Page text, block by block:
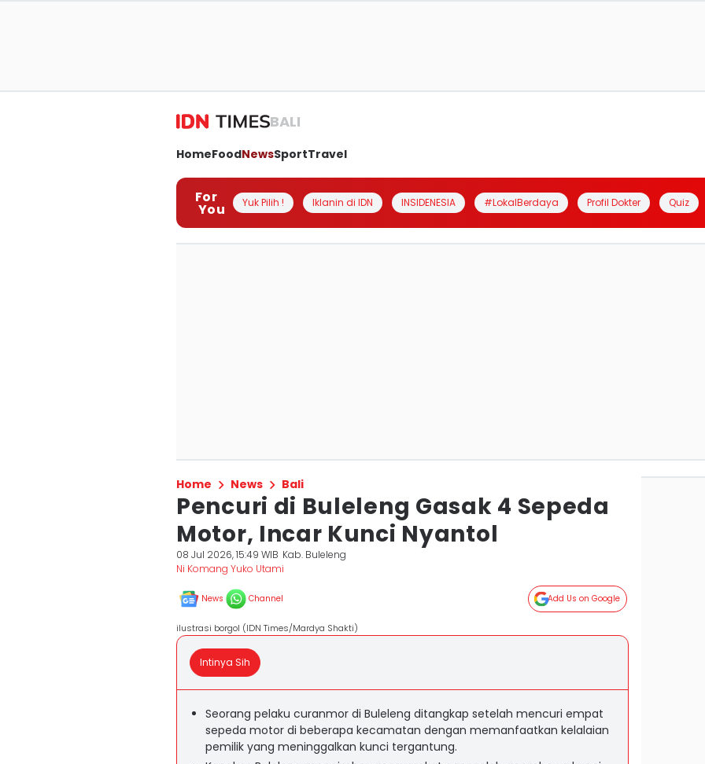
BALI
HomeFoodNewsSportTravel
For
You Yuk Pilih ! Iklanin di IDN INSIDENESIA #LokalBerdaya Profil Dokter Quiz
Home News Bali
Pencuri di Buleleng Gasak 4 Sepeda
Motor, Incar Kunci Nyantol
08 Jul 2026, 15:49 WIB Kab. Buleleng
Ni Komang Yuko Utami
News Channel Add Us on Google
ilustrasi borgol (IDN Times/Mardya Shakti)
Intinya Sih
Seorang pelaku curanmor di Buleleng ditangkap setelah mencuri empat
sepeda motor di beberapa kecamatan dengan memanfaatkan kelalaian
pemilik yang meninggalkan kunci tergantung.